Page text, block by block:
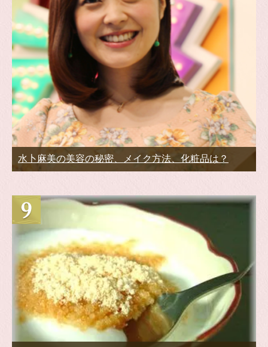
水卜麻美の美容の秘密、メイク方法、化粧品は？